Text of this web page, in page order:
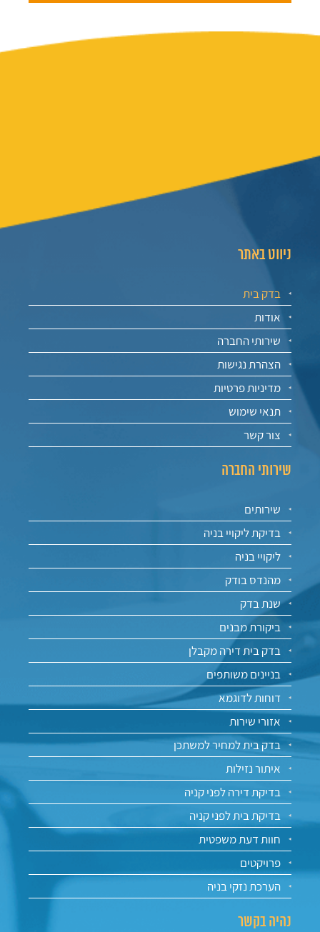
ניווט באתר
בדק בית
אודות
שירותי החברה
הצהרת נגישות
מדיניות פרטיות
תנאי שימוש
צור קשר
שירותי החברה
שירותים
בדיקת ליקויי בניה
ליקויי בניה
מהנדס בודק
שנת בדק
ביקורת מבנים
בדק בית דירה מקבלן
בניינים משותפים
דוחות לדוגמא
אזורי שירות
בדק בית למחיר למשתכן
איתור נזילות
בדיקת דירה לפני קניה
בדיקת בית לפני קניה
חוות דעת משפטית
פרויקטים
הערכת נזקי בניה
נהיה בקשר